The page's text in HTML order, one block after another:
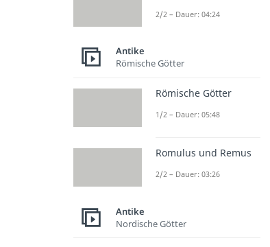
2/2 – Dauer: 04:24
Antike
Römische Götter
Römische Götter
1/2 – Dauer: 05:48
Romulus und Remus
2/2 – Dauer: 03:26
Antike
Nordische Götter